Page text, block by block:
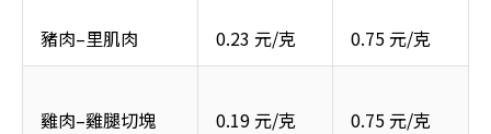
豬肉–里肌肉 0.23 元/克 0.75 元/克
雞肉–雞腿切塊 0.19 元/克 0.75 元/克